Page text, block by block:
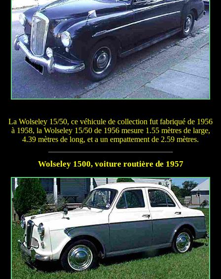
La Wolseley 15/50, ce véhicule de collection fut fabriqué de 1956
à 1958, la Wolseley 15/50 de 1956 mesure 1.55 mètres de large,
4.39 mètres de long, et a un empattement de 2.59 mètres.
Wolseley 1500, voiture routière de 1957